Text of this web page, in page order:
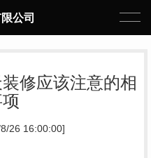
公司
修应该注意的相
26 16:00:00]